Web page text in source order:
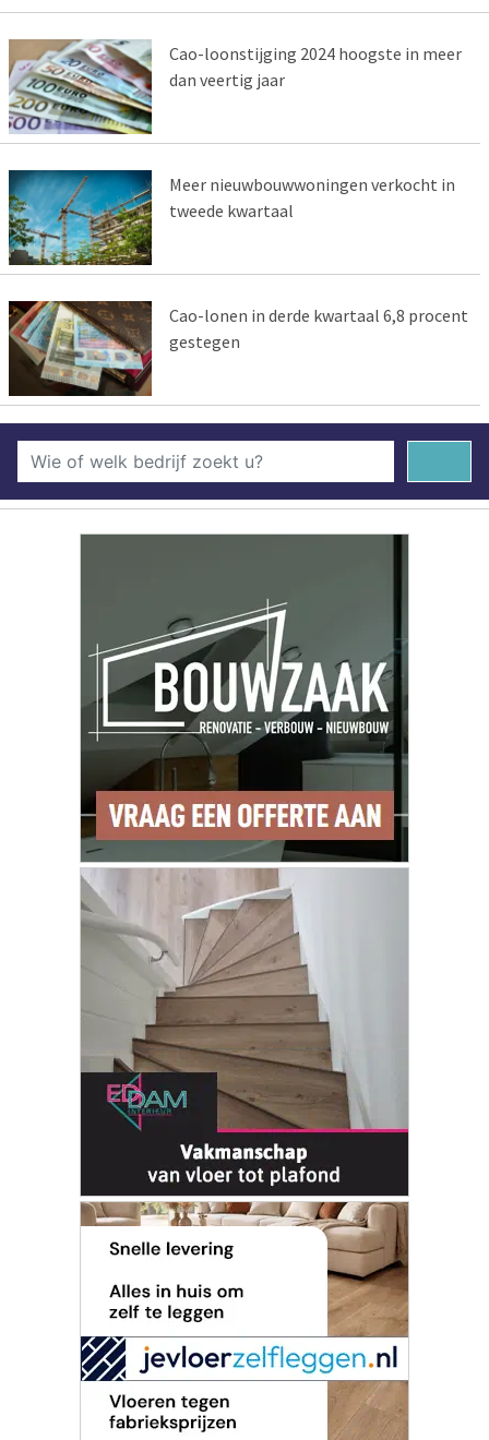
Cao-loonstijging 2024 hoogste in meer
dan veertig jaar
Meer nieuwbouwwoningen verkocht in
tweede kwartaal
Cao-lonen in derde kwartaal 6,8 procent
gestegen